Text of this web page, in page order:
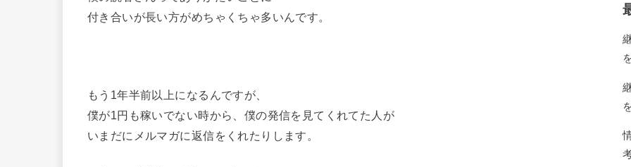
付き合いが長い方がめちゃくちゃ多いんです。
もう1年半前以上になるんですが、
僕が1円も稼いでない時から、僕の発信を見てくれてた人が
いまだにメルマガに返信をくれたりします。